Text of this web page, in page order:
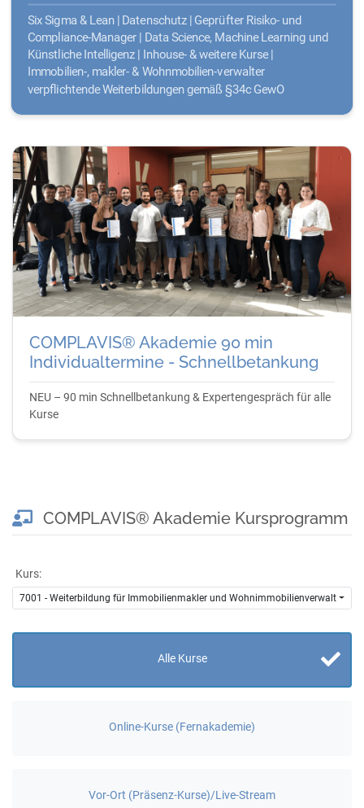
Six Sigma & Lean | Datenschutz | Geprüfter Risiko- und
Compliance-Manager | Data Science, Machine Learning und
Künstliche Intelligenz | Inhouse- & weitere Kurse |
Immobilien-, makler- & Wohnmobilien-verwalter
verpflichtende Weiterbildungen gemäß §34c GewO
COMPLAVIS® Akademie 90 min
Individualtermine - Schnellbetankung
NEU – 90 min Schnellbetankung & Expertengespräch für alle
Kurse
COMPLAVIS® Akademie Kursprogramm
Kurs:
7001 - Weiterbildung für Immobilienmakler und Wohnimmobilienverwalter
Alle Kurse
Online-Kurse (Fernakademie)
Vor-Ort (Präsenz-Kurse)/Live-Stream